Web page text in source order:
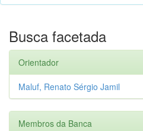
Busca facetada
Orientador
Maluf, Renato Sérgio Jamil
Membros da Banca